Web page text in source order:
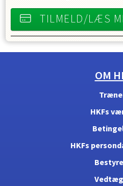
TILMELD/LÆS
OM
HKFs
HKFs